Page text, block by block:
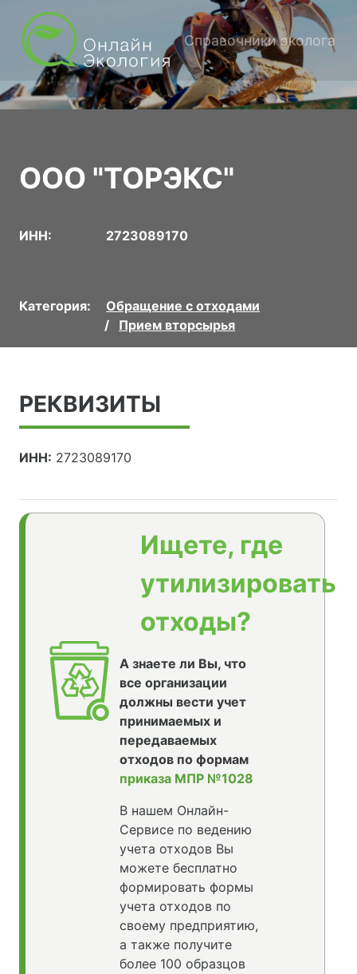
Справочники эколога
ООО "ТОРЭКС"
ИНН: 2723089170
Категория:
Обращение с отходами
Прием вторсырья
РЕКВИЗИТЫ
ИНН: 2723089170
Ищете, где
утилизировать
отходы?
А знаете ли Вы, что
все организации
должны вести учет
принимаемых и
передаваемых
отходов по формам
приказа МПР №1028
В нашем Онлайн-
Сервисе по ведению
учета отходов Вы
можете бесплатно
формировать формы
учета отходов по
своему предприятию,
а также получите
более 100 образцов